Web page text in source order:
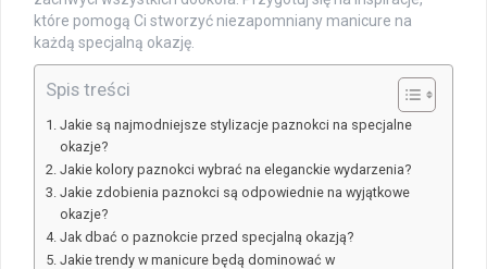
które pomogą Ci stworzyć niezapomniany manicure na
każdą specjalną okazję.
Spis treści
Jakie są najmodniejsze stylizacje paznokci na specjalne
okazje?
Jakie kolory paznokci wybrać na eleganckie wydarzenia?
Jakie zdobienia paznokci są odpowiednie na wyjątkowe
okazje?
Jak dbać o paznokcie przed specjalną okazją?
Jakie trendy w manicure będą dominować w